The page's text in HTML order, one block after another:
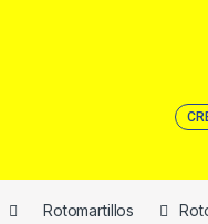
Rotomartillos